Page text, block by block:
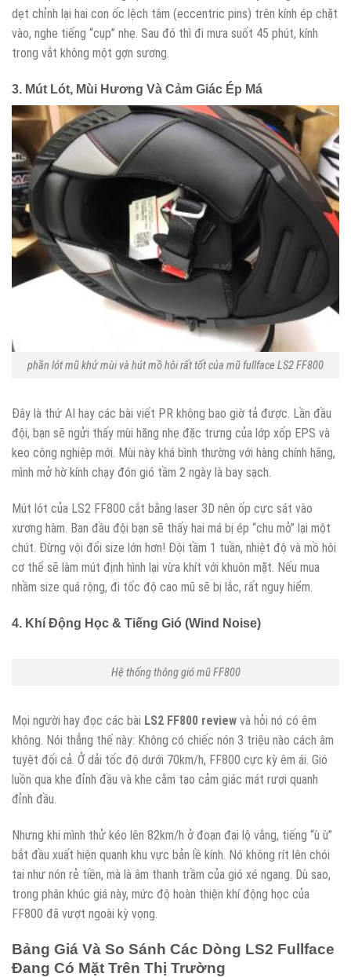
dẹt chỉnh lại hai con ốc lệch tâm (eccentric pins) trên kính ép chặt
vào, nghe tiếng “cụp” nhẹ. Sau đó thì đi mưa suốt 45 phút, kính
trong vắt không một gợn sương.
3. Mút Lót, Mùi Hương Và Cảm Giác Ép Má
phần lót mũ khử mùi và hút mồ hôi rất tốt của mũ fullface LS2 FF800
Đây là thứ AI hay các bài viết PR không bao giờ tả được. Lần đầu
đội, bạn sẽ ngửi thấy mùi hăng nhẹ đặc trưng của lớp xốp EPS và
keo công nghiệp mới. Mùi này khá bình thường với hàng chính hãng,
mình mở hờ kính chạy đón gió tầm 2 ngày là bay sạch.
Mút lót của LS2 FF800 cắt bằng laser 3D nên ốp cực sát vào
xương hàm. Ban đầu đội bạn sẽ thấy hai má bị ép “chu mỏ” lại một
chút. Đừng vội đổi size lớn hơn! Đội tầm 1 tuần, nhiệt độ và mồ hôi
cơ thể sẽ làm mút định hình lại vừa khít với khuôn mặt. Nếu mua
nhầm size quá rộng, đi tốc độ cao mũ sẽ bị lắc, rất nguy hiểm.
4. Khí Động Học & Tiếng Gió (Wind Noise)
Hệ thống thông gió mũ FF800
Mọi người hay đọc các bài LS2 FF800 review và hỏi nó có êm
không. Nói thẳng thế này: Không có chiếc nón 3 triệu nào cách âm
tuyệt đối cả. Ở dải tốc độ dưới 70km/h, FF800 cực kỳ êm ái. Gió
luồn qua khe đỉnh đầu và khe cằm tạo cảm giác mát rượi quanh
đỉnh đầu.
Nhưng khi mình thử kéo lên 82km/h ở đoạn đại lộ vắng, tiếng “ù ù”
bắt đầu xuất hiện quanh khu vực bản lề kính. Nó không rít lên chói
tai như nón rẻ tiền, mà là âm thanh trầm của gió xé ngang. Dù sao,
trong phân khúc giá này, mức độ hoàn thiện khí động học của
FF800 đã vượt ngoài kỳ vọng.
Bảng Giá Và So Sánh Các Dòng LS2 Fullface
Đang Có Mặt Trên Thị Trường